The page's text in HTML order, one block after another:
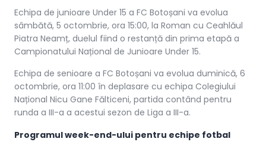
Echipa de junioare Under 15 a FC Botoșani va evolua
sâmbătă, 5 octombrie, ora 15:00, la Roman cu Ceahlăul
Piatra Neamț, duelul fiind o restanță din prima etapă a
Campionatului Național de Junioare Under 15.
Echipa de senioare a FC Botoșani va evolua duminică, 6
octombrie, ora 11:00 în deplasare cu echipa Colegiului
Național Nicu Gane Fălticeni, partida contând pentru
runda a III-a a acestui sezon de Liga a III-a.
Programul week-end-ului pentru echipe fotbal